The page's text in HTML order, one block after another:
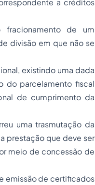
a créditos
de um
divisão em que não se
existindo uma dada
do parcelamento fiscal
de cumprimento da
uma trasmutação da
prestação que deve ser
meio de concessão de
emissão de certificados